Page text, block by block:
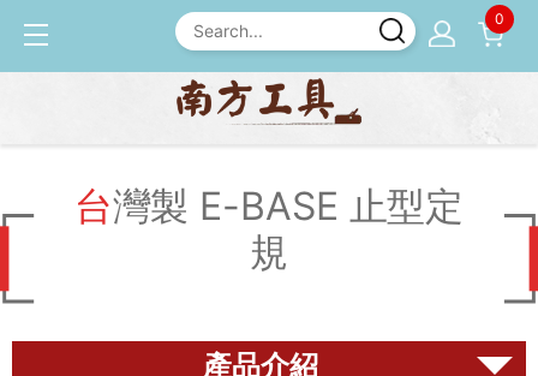
0
台灣製 E-BASE 止型定規
台灣製 E-BASE 止型定
規